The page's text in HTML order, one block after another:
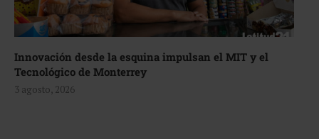
Innovación desde la esquina impulsan el MIT y el
Tecnológico de Monterrey
3 agosto, 2026